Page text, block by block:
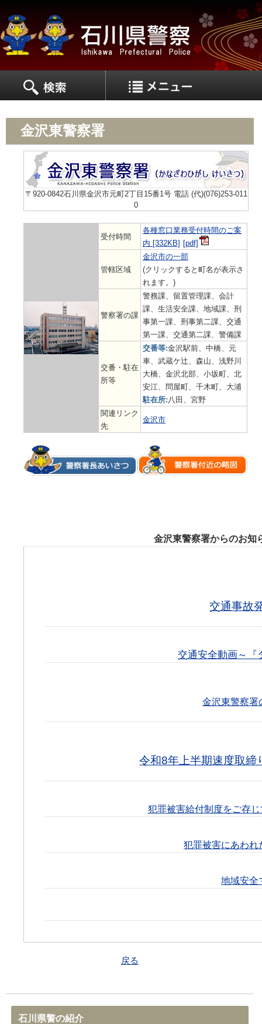
金沢東警察署
〒920-0842石川県金沢市元町2丁目15番1号 電話 (代)(076)253-011
0
受付時間
各種窓口業務受付時間のご案
内 [332KB]
管轄区域
金沢市の一部
(クリックすると町名が表示さ
れます。)
警察署の課
警務課、留置管理課、会計
課、生活安全課、地域課、刑
事第一課、刑事第二課、交通
第一課、交通第二課、警備課
交番・駐在
所等
交番等:金沢駅前、中橋、元
車、武蔵ケ辻、森山、浅野川
大橋、金沢北部、小坂町、北
安江、問屋町、千木町、大浦
駐在所: 八田、宮野
関連リンク
先
金沢市
金沢東警察署からのお知
交通事故
交通安全動画～『
金沢東警察署
令和8年上半期速度取締
犯罪被害給付制度をご存
犯罪被害にあわれ
地域安全
戻る
石川県警の紹介